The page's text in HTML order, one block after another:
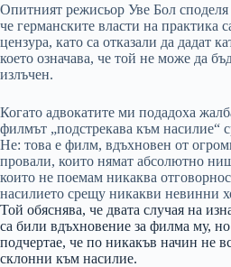
Опитният режисьор Уве Бол
че германските власти на практика
цензура, като са отказали да дадат
което означава, че той не може да
излъчен.
Когато адвокатите ми подадоха
филмът „подстрекава към насилие“
Не: това е филм, вдъхновен от
провали, които нямат абсолютно
които не поемам никаква
насилието срещу никакви невинни
Той обяснява, че двата случая на
са били вдъхновение за филма му,
подчертае, че по никакъв начин не
склонни към насилие.